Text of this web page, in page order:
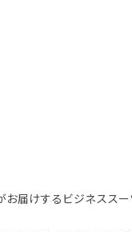
届けするビジネススー